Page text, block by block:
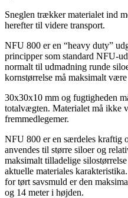
Sneglen trækker materialet ind
herefter til videre transport.
NFU 800 er en “heavy duty”
principper som standard NFU-
normalt til udmadning runde
kornstørrelse må maksimalt være
30x30x10 mm og fugtigheden
totalvægten. Materialet må ikke
fremmedlegemer.
NFU 800 er en særdeles kraftig
anvendes til større siloer og
maksimalt tilladelige
aktuelle materiales
for tørt savsmuld er den
og 14 meter i højden.